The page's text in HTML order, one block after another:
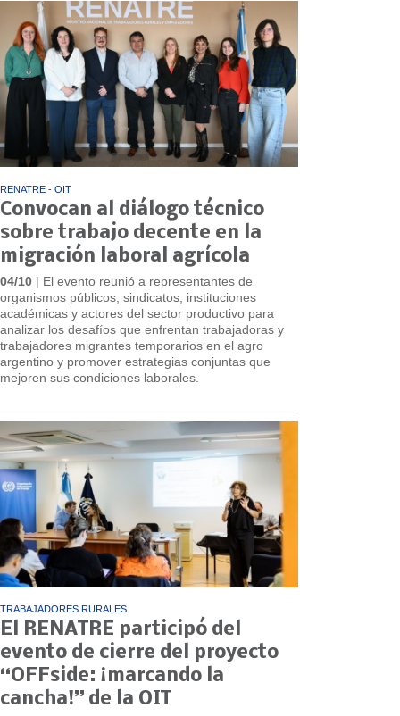
RENATRE - OIT
Convocan al diálogo técnico
sobre trabajo decente en la
migración laboral agrícola
04/10 | El evento reunió a representantes de
organismos públicos, sindicatos, instituciones
académicas y actores del sector productivo para
analizar los desafíos que enfrentan trabajadoras y
trabajadores migrantes temporarios en el agro
argentino y promover estrategias conjuntas que
mejoren sus condiciones laborales.
TRABAJADORES RURALES
El RENATRE participó del
evento de cierre del proyecto
“OFFside: ¡marcando la
cancha!” de la OIT